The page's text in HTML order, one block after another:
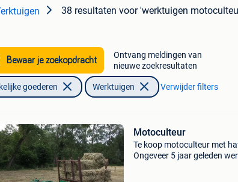
38 resultaten voor 'werktuigen
Bewaar je zoekopdracht
Ontvang meldingen van
nieuwe zoekresultaten
goederen Werktuigen Verwijder filters
Motoculteur
Te koop motoculteur met
Ongeveer 5 jaar geleden